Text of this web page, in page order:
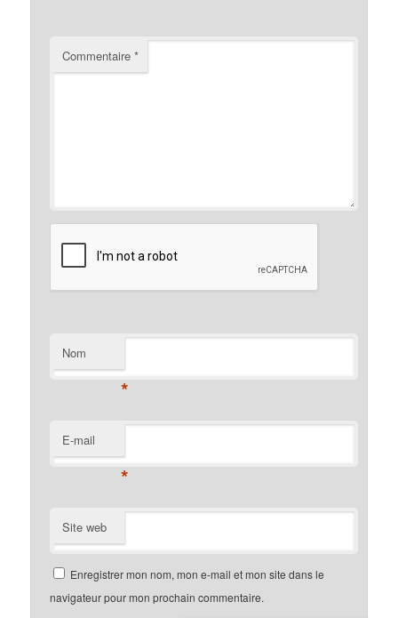
Commentaire*
Nom
*
E-mail
*
Site web
Enregistrer mon nom, mon e-mail et mon site dans le
navigateur pour mon prochain commentaire.